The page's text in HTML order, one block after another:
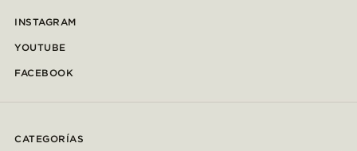
INSTAGRAM
YOUTUBE
FACEBOOK
CATEGORÍAS